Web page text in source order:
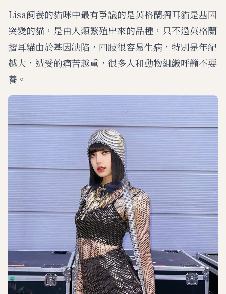
Lisa飼養的貓咪中最有爭議的是英格蘭摺耳貓是基因
突變的貓，是由人類繁殖出來的品種，只不過英格蘭
摺耳貓由於基因缺陷，四肢很容易生病，特別是年紀
越大，遭受的痛苦越重，很多人和動物組織呼籲不要
養。